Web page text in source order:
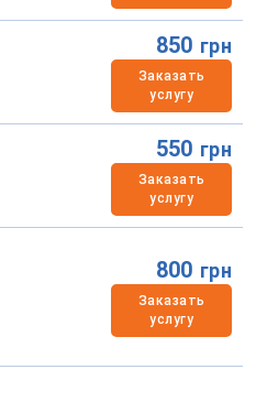
850 грн
Заказать
услугу
550 грн
Заказать
услугу
800 грн
Заказать
услугу